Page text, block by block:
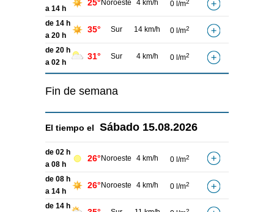
a 14 h
25° Noroeste 4 km/h 0 l/m2
de 14 h
a 20 h
35° Sur 14 km/h 0 l/m2
de 20 h
a 02 h
31° Sur 4 km/h 0 l/m2
Fin de semana
El tiempo el Sábado 15.08.2026
de 02 h
a 08 h
26° Noroeste 4 km/h 0 l/m2
de 08 h
a 14 h
26° Noroeste 4 km/h 0 l/m2
de 14 h